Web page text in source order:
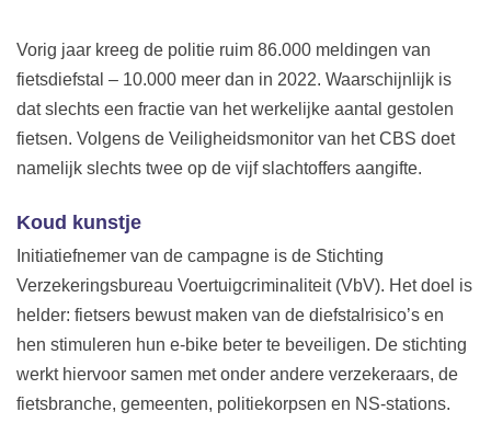
Vorig jaar kreeg de politie ruim 86.000 meldingen van
fietsdiefstal – 10.000 meer dan in 2022. Waarschijnlijk is
dat slechts een fractie van het werkelijke aantal gestolen
fietsen. Volgens de Veiligheidsmonitor van het CBS doet
namelijk slechts twee op de vijf slachtoffers aangifte.
Koud kunstje
Initiatiefnemer van de campagne is de Stichting
Verzekeringsbureau Voertuigcriminaliteit (VbV). Het doel is
helder: fietsers bewust maken van de diefstalrisico’s en
hen stimuleren hun e-bike beter te beveiligen. De stichting
werkt hiervoor samen met onder andere verzekeraars, de
fietsbranche, gemeenten, politiekorpsen en NS-stations.